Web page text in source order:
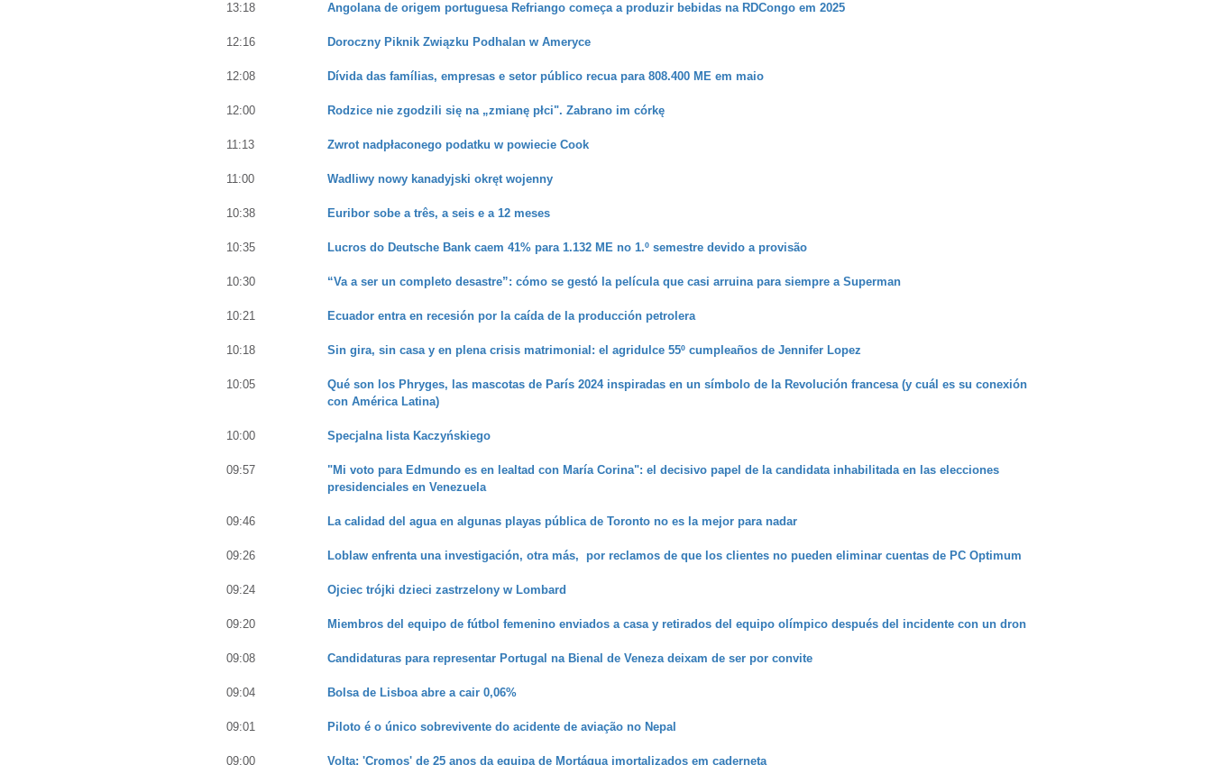
13:18 Angolana de origem portuguesa Refriango começa a produzir bebidas na RDCongo em 2025
12:16 Doroczny Piknik Związku Podhalan w Ameryce
12:08 Dívida das famílias, empresas e setor público recua para 808.400 ME em maio
12:00 Rodzice nie zgodzili się na „zmianę płci". Zabrano im córkę
11:13 Zwrot nadpłaconego podatku w powiecie Cook
11:00 Wadliwy nowy kanadyjski okręt wojenny
10:38 Euribor sobe a três, a seis e a 12 meses
10:35 Lucros do Deutsche Bank caem 41% para 1.132 ME no 1.º semestre devido a provisão
10:30 “Va a ser un completo desastre”: cómo se gestó la película que casi arruina para siempre a Superman
10:21 Ecuador entra en recesión por la caída de la producción petrolera
10:18 Sin gira, sin casa y en plena crisis matrimonial: el agridulce 55º cumpleaños de Jennifer Lopez
10:05
Qué son los Phryges, las mascotas de París 2024 inspiradas en un símbolo de la Revolución francesa (y cuál es su conexión
con América Latina)
10:00 Specjalna lista Kaczyńskiego
09:57
"Mi voto para Edmundo es en lealtad con María Corina": el decisivo papel de la candidata inhabilitada en las elecciones
presidenciales en Venezuela
09:46 La calidad del agua en algunas playas pública de Toronto no es la mejor para nadar
09:26 Loblaw enfrenta una investigación, otra más, por reclamos de que los clientes no pueden eliminar cuentas de PC Optimum
09:24 Ojciec trójki dzieci zastrzelony w Lombard
09:20 Miembros del equipo de fútbol femenino enviados a casa y retirados del equipo olímpico después del incidente con un dron
09:08 Candidaturas para representar Portugal na Bienal de Veneza deixam de ser por convite
09:04 Bolsa de Lisboa abre a cair 0,06%
09:01 Piloto é o único sobrevivente do acidente de aviação no Nepal
09:00 Volta: 'Cromos' de 25 anos da equipa de Mortágua imortalizados em caderneta